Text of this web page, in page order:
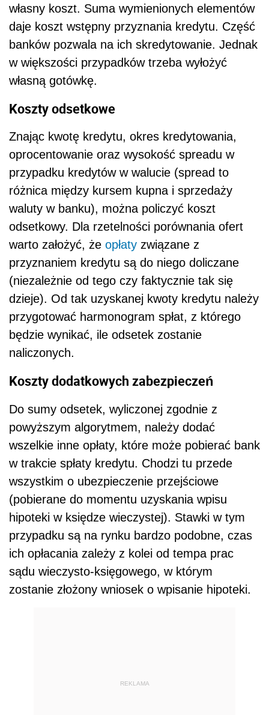
własny koszt. Suma wymienionych elementów
daje koszt wstępny przyznania kredytu. Część
banków pozwala na ich skredytowanie. Jednak
w większości przypadków trzeba wyłożyć
własną gotówkę.
Koszty odsetkowe
Znając kwotę kredytu, okres kredytowania,
oprocentowanie oraz wysokość spreadu w
przypadku kredytów w walucie (spread to
różnica między kursem kupna i sprzedaży
waluty w banku), można policzyć koszt
odsetkowy. Dla rzetelności porównania ofert
warto założyć, że opłaty związane z
przyznaniem kredytu są do niego doliczane
(niezależnie od tego czy faktycznie tak się
dzieje). Od tak uzyskanej kwoty kredytu należy
przygotować harmonogram spłat, z którego
będzie wynikać, ile odsetek zostanie
naliczonych.
Koszty dodatkowych zabezpieczeń
Do sumy odsetek, wyliczonej zgodnie z
powyższym algorytmem, należy dodać
wszelkie inne opłaty, które może pobierać bank
w trakcie spłaty kredytu. Chodzi tu przede
wszystkim o ubezpieczenie przejściowe
(pobierane do momentu uzyskania wpisu
hipoteki w księdze wieczystej). Stawki w tym
przypadku są na rynku bardzo podobne, czas
ich opłacania zależy z kolei od tempa prac
sądu wieczysto-księgowego, w którym
zostanie złożony wniosek o wpisanie hipoteki.
REKLAMA